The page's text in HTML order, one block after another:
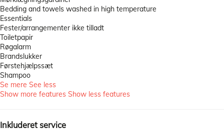
Bedding and towels washed in high temperature
Essentials
Fester/arrangementer ikke tilladt
Toiletpapir
Røgalarm
Brandslukker
Førstehjælpssæt
Shampoo
Se mere See less
Show more features Show less features
Inkluderet service